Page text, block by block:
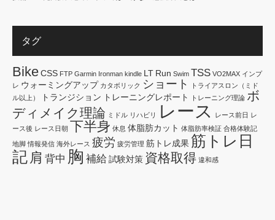
タグ
BikeCSS FTP Garmin Ironman kindle LT Run Swim TSS VO2MAX インプ
レ ウォーミングアップ カタボリック ショート
トライアスロン（ミド
ル以上）
トランジション トレーニングレポート トレーニング理論 ボ
ディメイク理論 ミドル リハビリ レース レース前日 レ
ース後 レース日朝 下半身 休息 体脂肪カット 体脂肪率検証 合格体験記
地脚 情報発信 海外レース 疲労 疲労管理 筋トレ成果 筋トレ日
記 肩 背中 胸 補給 試験対策 資格取得 違和感